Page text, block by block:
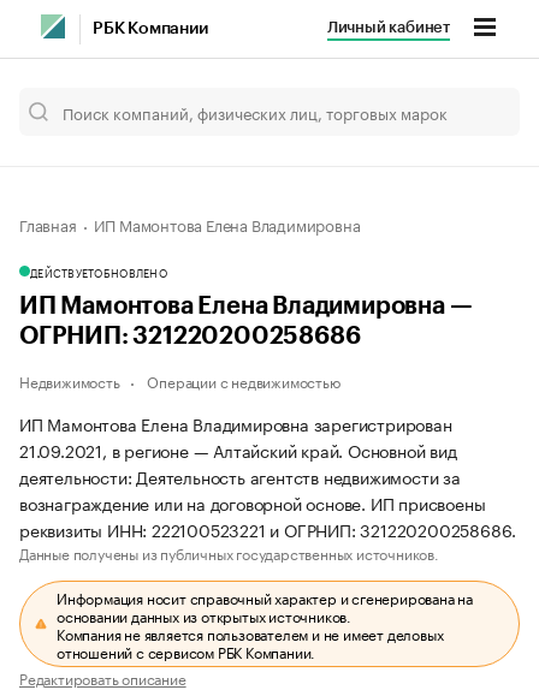
РБК Компании Личный кабинет
Главная ИП Мамонтова Елена Владимировна
ДЕЙСТВУЕТОБНОВЛЕНО
ИП Мамонтова Елена Владимировна —
ОГРНИП: 321220200258686
Недвижимость Операции с недвижимостью
ИП Мамонтова Елена Владимировна зарегистрирован
21.09.2021, в регионе — Алтайский край. Основной вид
деятельности: Деятельность агентств недвижимости за
вознаграждение или на договорной основе. ИП присвоены
реквизиты ИНН: 222100523221 и ОГРНИП: 321220200258686.
Данные получены из публичных государственных источников.
Информация носит справочный характер и сгенерирована на
основании данных из открытых источников.
Компания не является пользователем и не имеет деловых
отношений с сервисом РБК Компании.
Редактировать описание